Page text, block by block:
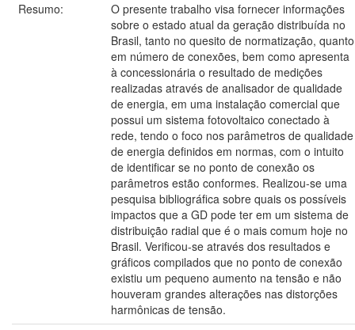
Resumo:
O presente trabalho visa fornecer informações
sobre o estado atual da geração distribuída no
Brasil, tanto no quesito de normatização, quanto
em número de conexões, bem como apresenta
à concessionária o resultado de medições
realizadas através de analisador de qualidade
de energia, em uma instalação comercial que
possui um sistema fotovoltaico conectado à
rede, tendo o foco nos parâmetros de qualidade
de energia definidos em normas, com o intuito
de identificar se no ponto de conexão os
parâmetros estão conformes. Realizou-se uma
pesquisa bibliográfica sobre quais os possíveis
impactos que a GD pode ter em um sistema de
distribuição radial que é o mais comum hoje no
Brasil. Verificou-se através dos resultados e
gráficos compilados que no ponto de conexão
existiu um pequeno aumento na tensão e não
houveram grandes alterações nas distorções
harmônicas de tensão.